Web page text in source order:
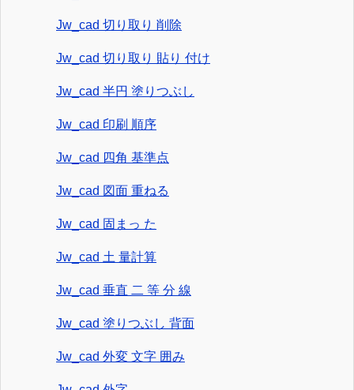
Jw_cad 切り取り 削除
Jw_cad 切り取り 貼り 付け
Jw_cad 半円 塗りつぶし
Jw_cad 印刷 順序
Jw_cad 四角 基準点
Jw_cad 図面 重ねる
Jw_cad 固まっ た
Jw_cad 土 量計算
Jw_cad 垂直 二 等 分 線
Jw_cad 塗りつぶし 背面
Jw_cad 外変 文字 囲み